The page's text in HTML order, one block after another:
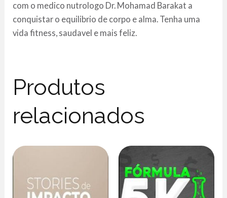
com o medico nutrologo Dr. Mohamad Barakat a
conquistar o equilibrio de corpo e alma. Tenha uma
vida fitness, saudavel e mais feliz.
Produtos
relacionados